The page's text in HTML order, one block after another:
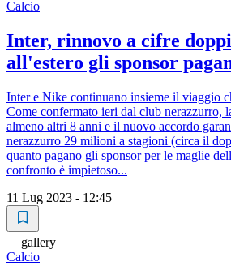
Calcio
Inter, rinnovo a cifre
all'estero gli sponsor
Inter e Nike continuano insieme il viaggio
Come confermato ieri dal club nerazzurro,
almeno altri 8 anni e il nuovo accordo
nerazzurro 29 milioni a stagioni (circa il
quanto pagano gli sponsor per le maglie
confronto è impietoso...
11 Lug 2023 - 12:45
gallery
Calcio